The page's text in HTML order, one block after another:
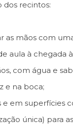
dos recintos:
as mãos com
aula à chegada
com água e
e na boca;
em superfícies
única) para